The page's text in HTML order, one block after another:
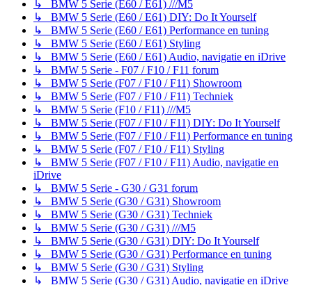
↳ BMW 5 Serie (E60 / E61) ///M5
↳ BMW 5 Serie (E60 / E61) DIY: Do It Yourself
↳ BMW 5 Serie (E60 / E61) Performance en tuning
↳ BMW 5 Serie (E60 / E61) Styling
↳ BMW 5 Serie (E60 / E61) Audio, navigatie en iDrive
↳ BMW 5 Serie - F07 / F10 / F11 forum
↳ BMW 5 Serie (F07 / F10 / F11) Showroom
↳ BMW 5 Serie (F07 / F10 / F11) Techniek
↳ BMW 5 Serie (F10 / F11) ///M5
↳ BMW 5 Serie (F07 / F10 / F11) DIY: Do It Yourself
↳ BMW 5 Serie (F07 / F10 / F11) Performance en tuning
↳ BMW 5 Serie (F07 / F10 / F11) Styling
↳ BMW 5 Serie (F07 / F10 / F11) Audio, navigatie en
iDrive
↳ BMW 5 Serie - G30 / G31 forum
↳ BMW 5 Serie (G30 / G31) Showroom
↳ BMW 5 Serie (G30 / G31) Techniek
↳ BMW 5 Serie (G30 / G31) ///M5
↳ BMW 5 Serie (G30 / G31) DIY: Do It Yourself
↳ BMW 5 Serie (G30 / G31) Performance en tuning
↳ BMW 5 Serie (G30 / G31) Styling
↳ BMW 5 Serie (G30 / G31) Audio, navigatie en iDrive